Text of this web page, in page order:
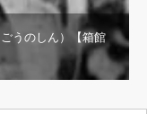
うのしん）【箱館